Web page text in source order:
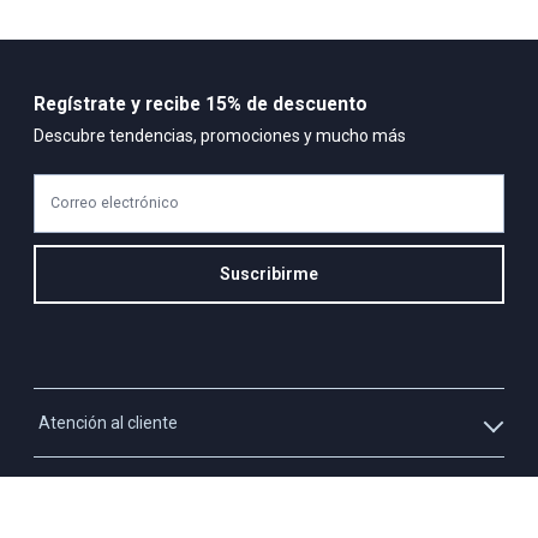
Atención al cliente
Whatsapp
Regístrate y recibe 15% de descuento
Descubre tendencias, promociones y mucho más
Correo electrónico
Suscribirme